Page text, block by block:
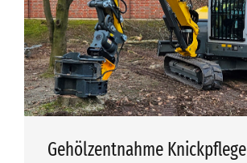
Gehölzentnahme Knickpflege